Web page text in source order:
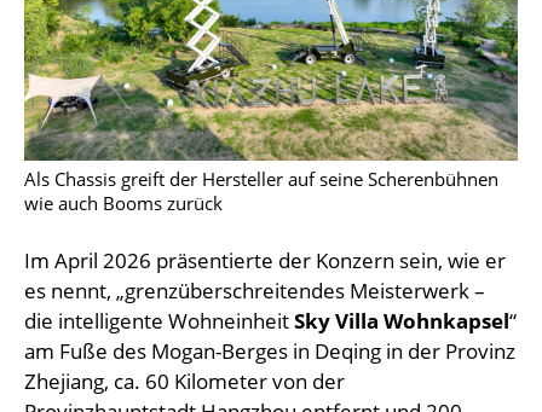
Als Chassis greift der Hersteller auf seine Scherenbühnen
wie auch Booms zurück
Im April 2026 präsentierte der Konzern sein, wie er
es nennt, „grenzüberschreitendes Meisterwerk –
die intelligente WohneinheitSky Villa Wohnkapsel“
am Fuße des Mogan-Berges in Deqing in der Provinz
Zhejiang, ca. 60 Kilometer von der